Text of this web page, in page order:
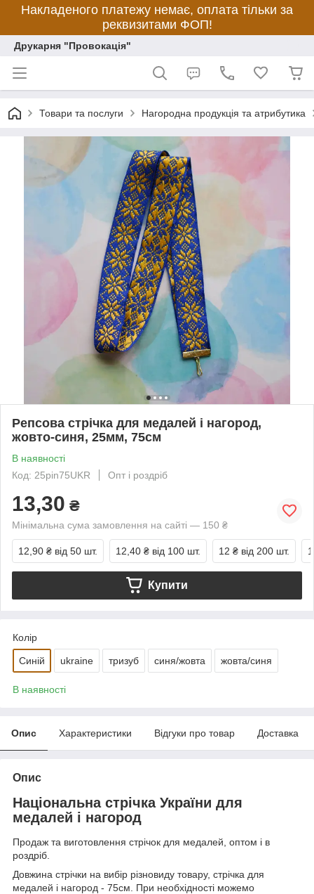
Накладеного платежу немає, оплата тільки за
реквизитами ФОП!
Друкарня "Провокація"
Товари та послуги Нагородна продукція та атрибутика
Репсова стрічка для медалей і нагород,
жовто-синя, 25мм, 75см
В наявності
Код: 25pin75UKR
Опт і роздріб
13,30 ₴
Мінімальна сума замовлення на сайті — 150 ₴
12,90 ₴ від 50 шт. 12,40 ₴ від 100 шт. 12 ₴ від 200 шт.
Купити
Колір
Синій ukraine тризуб синя/жовта жовта/синя
В наявності
Опис Характеристики Відгуки про товар Доставка
Опис
Національна стрічка України для
медалей і нагород
Продаж та виготовлення стрічок для медалей, оптом і в
роздріб.
Довжина стрічки на вибір різновиду товару, стрічка для
медалей і нагород - 75см. При необхідності можемо